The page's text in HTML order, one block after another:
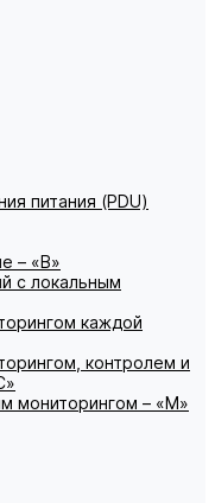
питания (PDU)
– «В»
с локальным
каждой
контролем и
мониторингом – «М»